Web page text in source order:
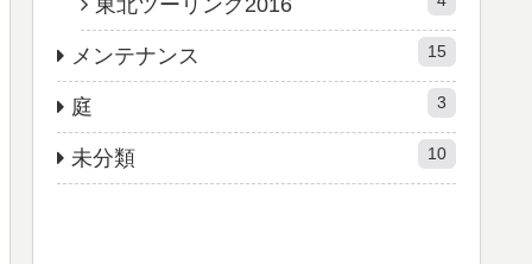
東北ツーリング2016
メンテナンス 15
庭 3
未分類 10